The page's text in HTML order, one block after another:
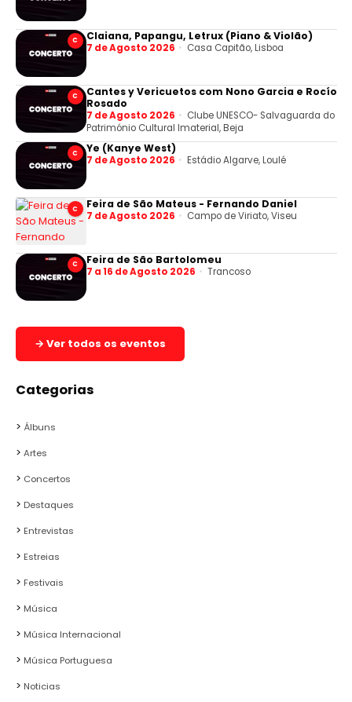
C Claiana, Papangu, Letrux (Piano & Violão)
7 de Agosto 2026 Casa Capitão, Lisboa
C
Cantes y Vericuetos com Nono Garcia e Rocío
Rosado
7 de Agosto 2026
Clube UNESCO- Salvaguarda do
Património Cultural Imaterial, Beja
C Ye (Kanye West)
7 de Agosto 2026 Estádio Algarve, Loulé
C Feira de São Mateus - Fernando Daniel
7 de Agosto 2026 Campo de Viriato, Viseu
C Feira de São Bartolomeu
7 a 16 de Agosto 2026 Trancoso
→ Ver todos os eventos
Categorias
Álbuns
Artes
Concertos
Destaques
Entrevistas
Estreias
Festivais
Música
Música Internacional
Música Portuguesa
Noticias